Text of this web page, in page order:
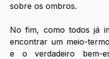
sobre os ombros.
No fim, como todos já
encontrar um meio-
e o verdadeiro bem-